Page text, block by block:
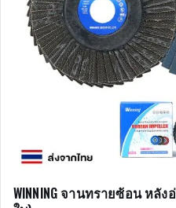
WINNING จานทรายซ้อน หลั